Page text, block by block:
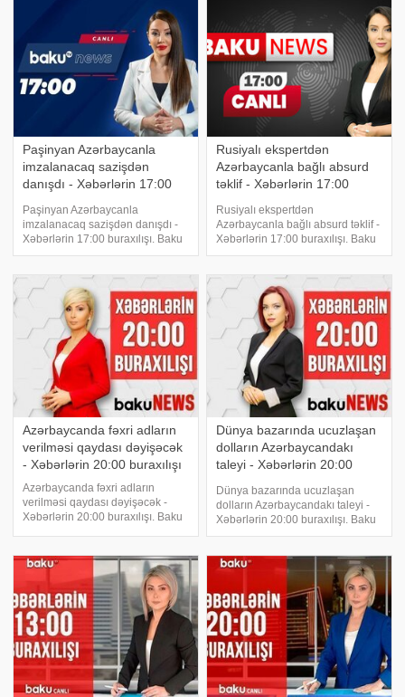
məlumatların bir qismində guya
Azərbaycanı
verir ki, bu barədə Audiovizual
Şura v
Paşinyan Azərbaycanla
imzalanacaq sazişdən
danışdı - Xəbərlərin 17:00
Paşinyan Azərbaycanla
imzalanacaq sazişdən danışdı -
Xəbərlərin 17:00 buraxılışı. Baku
TV-nin efirində xəbər vaxtıdır.
gərginləşməsi narahatlıq
doğurur". Rusiya rəsmi Bakı ilə
İrəvana çağırı
Rusiyalı ekspertdən
Azərbaycanla bağlı absurd
təklif - Xəbərlərin 17:00
Rusiyalı ekspertdən
Azərbaycanla bağlı absurd təklif -
Xəbərlərin 17:00 buraxılışı. Baku
TV-nin canlı yayımında xəbər
Səudiyyə Ərəbistanı Krallığının
investisiya nazirini qəbul etdi.
Azərbayca
Azərbaycanda fəxri adların
verilməsi qaydası dəyişəcək
- Xəbərlərin 20:00 buraxılışı
Azərbaycanda fəxri adların
verilməsi qaydası dəyişəcək -
Xəbərlərin 20:00 buraxılışı. Baku
adların verilməsi qaydası
dəyişəcək. 20-ci sahədə insanları
aylardır aldada
Dünya bazarında ucuzlaşan
dolların Azərbaycandakı
taleyi - Xəbərlərin 20:00
Dünya bazarında ucuzlaşan
dolların Azərbaycandakı taleyi -
Xəbərlərin 20:00 buraxılışı. Baku
TV-nin canlı yayımında xəbər
Əliyev bir sıra açılışlarda iştirak
edib. Dünya bazarında ucuzlaşa